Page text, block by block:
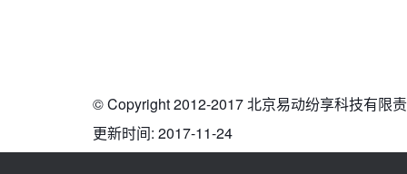
© Copyright 2012-2017 北京易动纷享科技有限
更新时间: 2017-11-24